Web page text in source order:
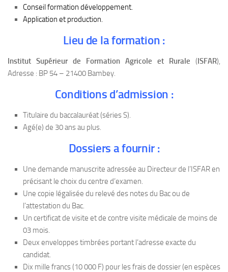
Conseil formation développement.
Application et production.
Lieu de la formation :
Institut Supérieur de Formation Agricole et Rurale (ISFAR),
Adresse : BP 54 – 21400 Bambey.
Conditions d’admission :
Titulaire du baccalauréat (séries S).
Agé(e) de 30 ans au plus.
Dossiers a fournir :
Une demande manuscrite adressée au Directeur de l’ISFAR en
précisant le choix du centre d’examen.
Une copie légalisée du relevé des notes du Bac ou de
l’attestation du Bac.
Un certificat de visite et de contre visite médicale de moins de
03 mois.
Deux enveloppes timbrées portant l’adresse exacte du
candidat.
Dix mille francs (10 000 F) pour les frais de dossier (en espèces